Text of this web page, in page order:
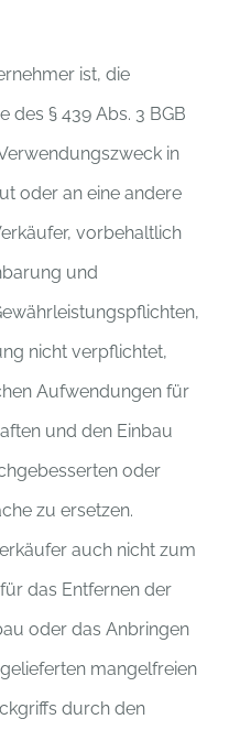
ist, die
des § 439 Abs. 3 BGB
in
oder an eine andere
vorbehaltlich
und
nicht verpflichtet,
Aufwendungen für
und den Einbau
oder
zu ersetzen.
auch nicht zum
das Entfernen der
oder das Anbringen
mangelfreien
durch den